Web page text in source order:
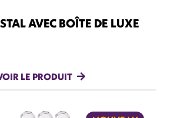
AVEC BOÎTE DE LUXE
LE PRODUIT